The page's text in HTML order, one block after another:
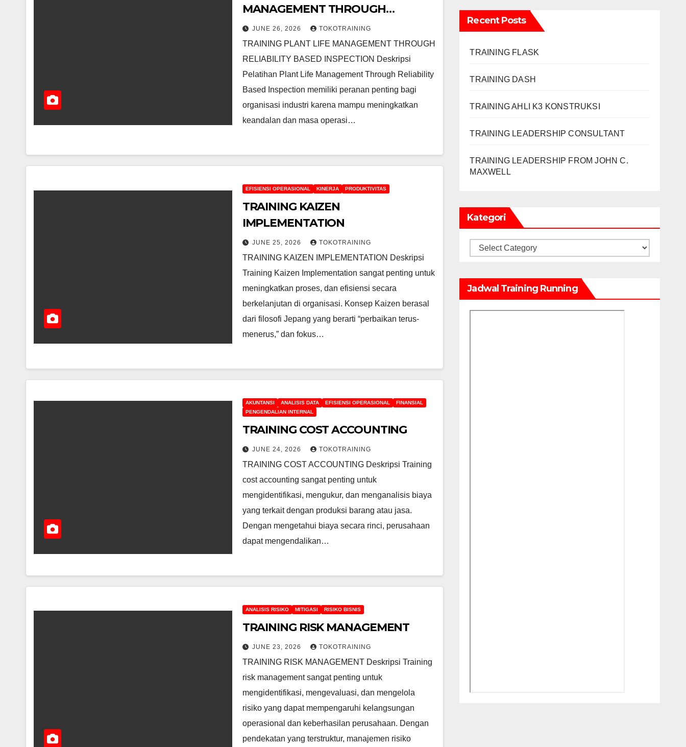
MANAGEMENT THROUGH
RELIABILITY BASED INSPECTION
JUNE 26, 2026 TOKOTRAINING
TRAINING PLANT LIFE MANAGEMENT THROUGH
RELIABILITY BASED INSPECTION Deskripsi
Pelatihan Plant Life Management Through Reliability
Based Inspection memiliki peranan penting bagi
organisasi industri karena mampu meningkatkan
keandalan dan masa operasi…
EFISIENSI OPERASIONAL KINERJA PRODUKTIVITAS
TRAINING KAIZEN
IMPLEMENTATION
JUNE 25, 2026 TOKOTRAINING
TRAINING KAIZEN IMPLEMENTATION Deskripsi
Training Kaizen Implementation sangat penting untuk
meningkatkan proses, dan efisiensi secara
berkelanjutan di organisasi. Konsep Kaizen berasal
dari filosofi Jepang yang berarti “perbaikan terus-
menerus,” dan fokus…
AKUNTANSI ANALISIS DATA EFISIENSI OPERASIONAL
FINANSIAL
PENGENDALIAN INTERNAL
TRAINING COST ACCOUNTING
JUNE 24, 2026 TOKOTRAINING
TRAINING COST ACCOUNTING Deskripsi Training
cost accounting sangat penting untuk
mengidentifikasi, mengukur, dan menganalisis biaya
yang terkait dengan produksi barang atau jasa.
Dengan mengetahui biaya secara rinci, perusahaan
dapat mengendalikan…
ANALISIS RISIKO MITIGASI RISIKO BISNIS
TRAINING RISK MANAGEMENT
JUNE 23, 2026 TOKOTRAINING
TRAINING RISK MANAGEMENT Deskripsi Training
risk management sangat penting untuk
mengidentifikasi, mengevaluasi, dan mengelola
risiko yang dapat mempengaruhi kelangsungan
operasional dan keberhasilan perusahaan. Dengan
pendekatan yang terstruktur, manajemen risiko
Recent Posts
TRAINING FLASK
TRAINING DASH
TRAINING AHLI K3 KONSTRUKSI
TRAINING LEADERSHIP CONSULTANT
TRAINING LEADERSHIP FROM JOHN C.
MAXWELL
Kategori
Kategori
Jadwal Training Running